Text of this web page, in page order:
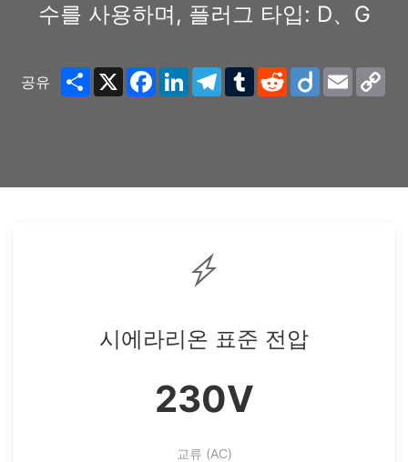
수를 사용하며, 플러그 타입: D、G
공유 ShareX Facebook
LinkedInTelegram
TumblrRedditDiigo Email
시에라리온 표준 전압
230V
교류 (AC)